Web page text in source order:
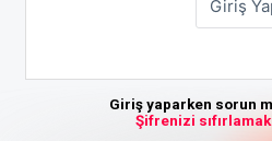
Giriş yaparken sorun
Şifrenizi sıfırlamak